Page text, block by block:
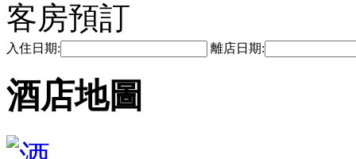
客房預訂
入住日期: 離店日期:
酒店地圖